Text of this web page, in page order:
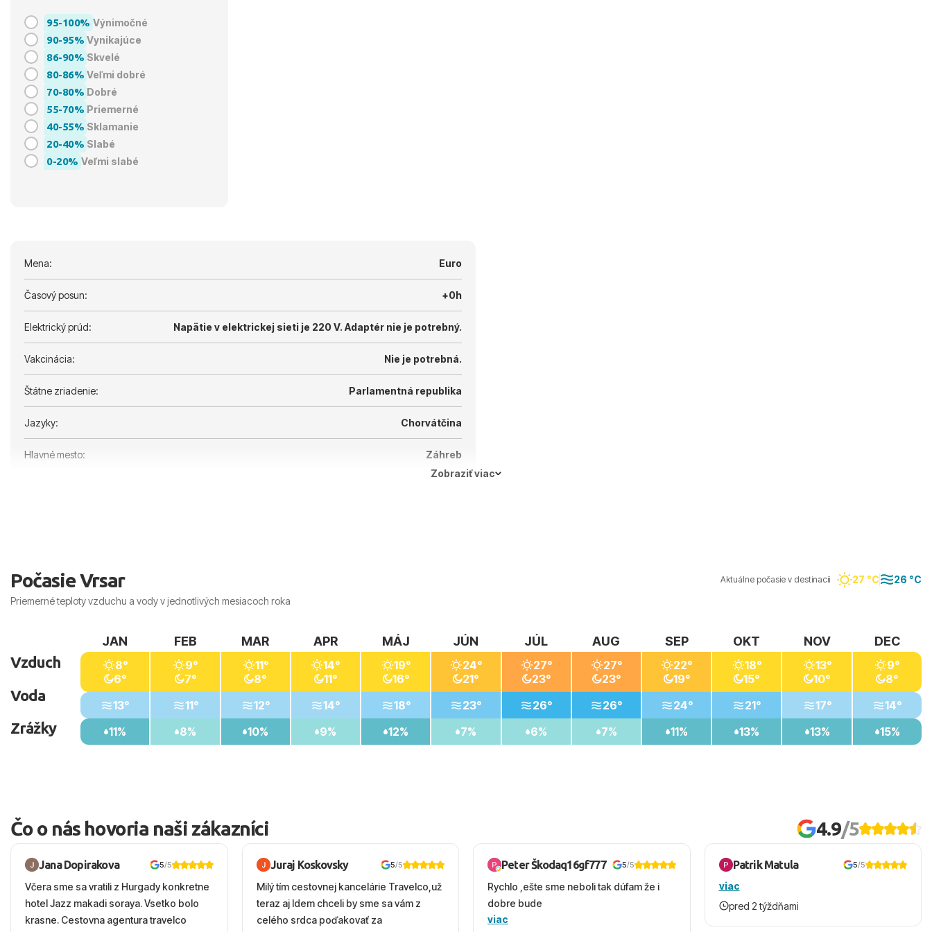
95-100% Výnimočné
90-95% Vynikajúce
86-90% Skvelé
80-86% Veľmi dobré
70-80% Dobré
55-70% Priemerné
40-55% Sklamanie
20-40% Slabé
0-20% Veľmi slabé
Mena: Euro
Časový posun: +0h
Elektrický prúd: Napätie v elektrickej sieti je 220 V. Adaptér nie je potrebný.
Vakcinácia: Nie je potrebná.
Štátne zriadenie: Parlamentná republika
Jazyky: Chorvátčina
Hlavné mesto:
Záhreb
Zobraziť viac
Počasie Vrsar
Priemerné teploty vzduchu a vody v jednotlivých mesiacoch roka
Aktuálne počasie v destinacii 27 °C 26 °C
Vzduch
Voda
Zrážky
JAN
8°
6°
13°
11%
FEB
9°
7°
11°
8%
MAR
11°
8°
12°
10%
APR
14°
11°
14°
9%
MÁJ
19°
16°
18°
12%
JÚN
24°
21°
23°
7%
JÚL
27°
23°
26°
6%
AUG
27°
23°
26°
7%
SEP
22°
19°
24°
11%
OKT
18°
15°
21°
13%
NOV
13°
10°
17°
13%
DEC
9°
8°
14°
15%
Čo o nás hovoria naši zákazníci 4.9/5
Jana Dopirakova 5/5
Včera sme sa vratili z Hurgady konkretne
hotel Jazz makadi soraya. Vsetko bolo
krasne. Cestovna agentura travelco
Juraj Koskovsky 5/5
Milý tím cestovnej kancelárie Travelco,už
teraz aj Idem chceli by sme sa vám z
celého srdca poďakovať za
Peter Škodaq16gf777 5/5
Rychlo ,ešte sme neboli tak dúfam že i
dobre bude
viac
Patrik Matula 5/5
viac
pred 2 týždňami